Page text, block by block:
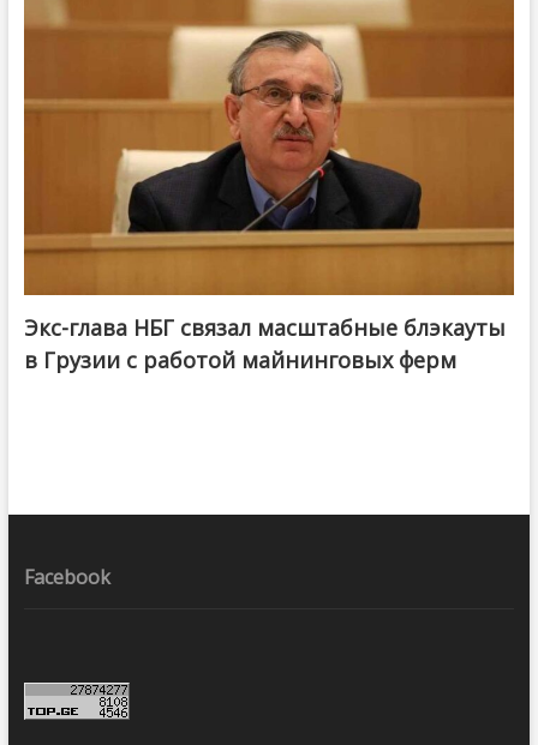
Экс-глава НБГ связал масштабные блэкауты
в Грузии с работой майнинговых ферм
Facebook